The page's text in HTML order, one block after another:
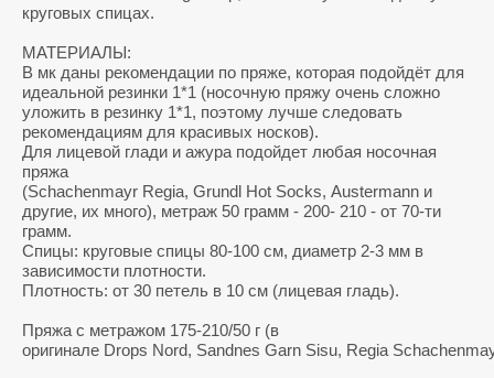
круговых спицах.
МАТЕРИАЛЫ:
В мк даны рекомендации по пряже, которая подойдёт для
идеальной резинки 1*1 (носочную пряжу очень сложно
уложить в резинку 1*1, поэтому лучше следовать
рекомендациям для красивых носков).
Для лицевой глади и ажура подойдет любая носочная
пряжа
(Schachenmayr Regia, Grundl Hot Socks, Austermann и
другие, их много), метраж 50 грамм - 200- 210 - от 70-ти
грамм.
Спицы: круговые спицы 80-100 см, диаметр 2-3 мм в
зависимости плотности.
Плотность: от 30 петель в 10 см (лицевая гладь).
Пряжа с метражом 175-210/50 г (в
оригинале Drops Nord, Sandnes Garn Sisu, Regia